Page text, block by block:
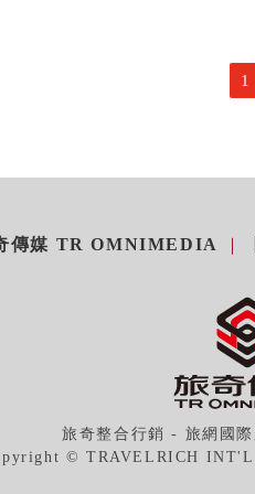
1
傳媒 TR OMNIMEDIA
旅奇整合行銷 - 旅網國
© TRAVELRICH INT'L